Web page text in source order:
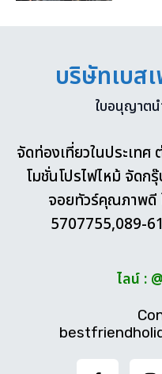
บริษัทเบส
ใบอนุญาต
จัดท่องเที่ยวในประเทศ
โมชั่นโปรไฟไหม้ จัดก
จอยทัวร์คุณภาพดี
5707755,089-
ไลน์ :